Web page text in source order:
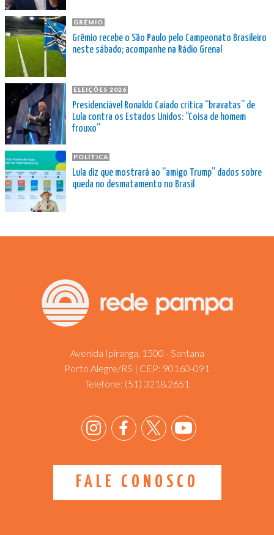
GRÊMIO
Grêmio recebe o São Paulo pelo Campeonato Brasileiro
neste sábado; acompanhe na Rádio Grenal
ELEIÇÕES 2026
Presidenciável Ronaldo Caiado critica “bravatas” de
Lula contra os Estados Unidos: “Coisa de homem
frouxo”
POLÍTICA
Lula diz que mostrará ao “amigo Trump” dados sobre
queda no desmatamento no Brasil
Avenida Ipiranga, 1500 - Santana
Porto Alegre/RS | CEP: 90160-091
Telefone: (51) 3218.2651
FALE CONOSCO